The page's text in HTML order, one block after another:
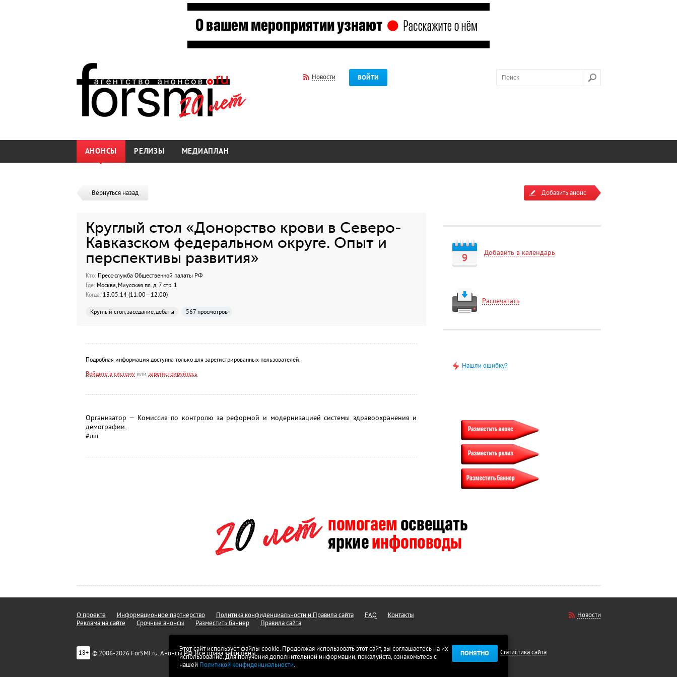
Новости ВОЙТИ
АНОНСЫ РЕЛИЗЫ МЕДИАПЛАН
Вернуться назад
Круглый стол «Донорство крови в Северо-
Кавказском федеральном округе. Опыт и
перспективы развития»
Кто:Пресс-служба Общественной палаты РФ
Где:Москва, Миусская пл. д. 7 стр. 1
Когда:13.05.14 (11:00—12:00)
Круглый стол, заседание, дебаты 567 просмотров
Подробная информация доступна только для зарегистрированных пользователей.
Войдите в системуили зарегистрируйтесь
Организатор — Комиссия по контролю за реформой и модернизацией системы здравоохранения и
демографии.
#лш
Добавить анонс
9 Добавить в календарь
Распечатать
Нашли ошибку?
Этот сайт использует файлы cookie. Продолжая использовать этот сайт, вы соглашаетесь на их
использование. Для получения дополнительной информации, пожалуйста, ознакомьтесь с
нашей Политикой конфиденциальности.
ПОНЯТНО
О проекте Информационное партнерство Политика конфиденциальности и Правила сайта FAQ
Контакты
Реклама на сайте
Срочные анонсы Разместить баннер Правила сайта
18+ © 2006-2026 ForSMI.ru. Анонсы.РФ. Все права защищены.
Новости
Статистика сайта